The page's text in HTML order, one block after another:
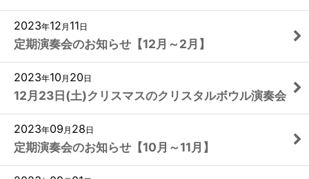
2023年12 月 11 日
定期演奏会のお知らせ【12月～2月】
2023年10 月 20 日
12月23日(土)クリスマスのクリスタルボウル演奏会
2023年09 月 28 日
定期演奏会のお知らせ【10月～11月】